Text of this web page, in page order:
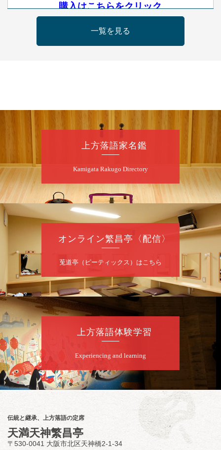
購入はこちらをクリック
昼
日（火）
★菟道亭配信あり
夜
桂あおば／笑福亭笑有／例えば炎
開演：午後6時30分（6時開場）全席指定
前売2,000円 当日2,500円
100（10:00～19:00受付）
昼
8月 日（水）
昼席：番組案内
桂九寿玉／桂弥太郎／桂かい枝※／けんたと
ももえ（音曲漫才）※／笑福亭三喬／桂米二
（ジャグリング）／笑福亭松枝（※…配信は
ございません）
★菟道亭配信あり
8月12日（水）
お笑い怪談噺の夕べ vol.20 ～ホンモノ
の幽霊も出まぁーす！～
笑福亭たま／林家染雀 ／桂米左～仲入～旭堂
南鱗／笑福亭福笑
一覧を見る
上方落語家名鑑
Kamigata Rakugo Directory
オンライン繁昌亭〈配信〉
莵道亭（ピーティックス）はこちら
上方落語体験学習
Experiencing and learning
伝統と継承、上方落語の定席
天満天神繁昌亭
〒530-0041 大阪市北区天神橋2-1-34